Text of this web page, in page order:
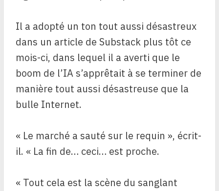
Il a adopté un ton tout aussi désastreux
dans un article de Substack plus tôt ce
mois-ci, dans lequel il a averti que le
boom de l’IA s’apprêtait à se terminer de
manière tout aussi désastreuse que la
bulle Internet.
« Le marché a sauté sur le requin », écrit-
il. « La fin de… ceci… est proche.
« Tout cela est la scène du sanglant